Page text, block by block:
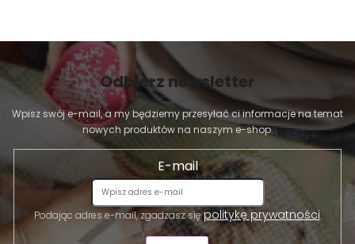
Odbierz newsletter
Wpisz swój e-mail, a my będziemy przesyłać ci informacje na temat
nowych produktów na naszym e-shop.
E-mail
Podając adres e-mail, zgadzasz siępolitykę prywatności.